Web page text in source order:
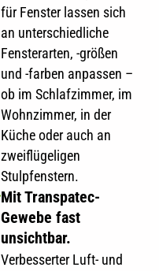
für Fenster lassen sich
an unterschiedliche
Fensterarten, -größen
und -farben anpassen –
ob im Schlafzimmer, im
Wohnzimmer, in der
Küche oder auch an
zweiflügeligen
Stulpfenstern.
Mit Transpatec-
Gewebe fast
unsichtbar.
Verbesserter Luft- und